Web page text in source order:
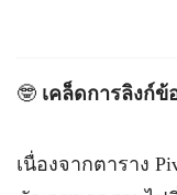
🤓 เคล็ดการลิงก์ข้
เนื่องจากตาราง